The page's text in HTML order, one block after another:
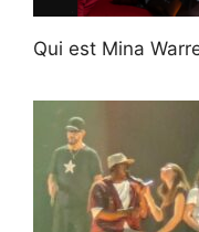
Qui est Mina